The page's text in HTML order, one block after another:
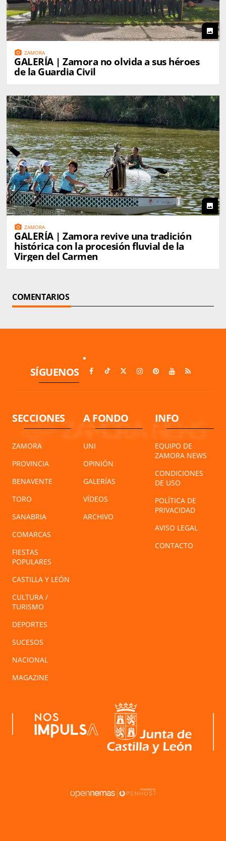
photo
photo_camera ZAMORA
GALERÍA | Zamora no olvida a sus héroes
de la Guardia Civil
photo
photo_camera ZAMORA
GALERÍA | Zamora revive una tradición
histórica con la procesión fluvial de la
Virgen del Carmen
COMENTARIOS
SÍGUENOS
SECCIONES
ZAMORA
PROVINCIA
BENAVENTE
TORO
SANABRIA
COMARCAS
FIESTAS
POPULARES
CASTILLA Y LEÓN
CULTURA /
TURISMO
DEPORTES
SUCESOS
NACIONAL
MAGAZINE
A FONDO
UNI
OPINIÓN
GALERÍAS
VÍDEOS
ARCHIVO
INFO
EQUIPO DE
ZAMORA NEWS
CONDICIONES
DE USO
POLÍTICA DE
PRIVACIDAD
AVISO LEGAL
CONTACTO